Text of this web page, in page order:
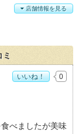
店舗情報を見る
すすめ度：4
べましたが美味
いいね！ 0